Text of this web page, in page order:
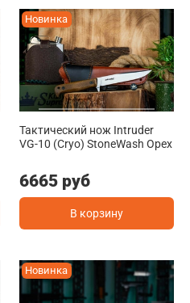
Новинка
Тактический нож Intruder
VG-10 (Cryo) StoneWash Орех
6665 руб
В корзину
Новинка